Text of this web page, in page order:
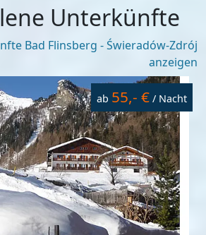
Unterkünfte
Bad Flinsberg - Świeradów-Zdrój
anzeigen
ab 55,- € / Nacht